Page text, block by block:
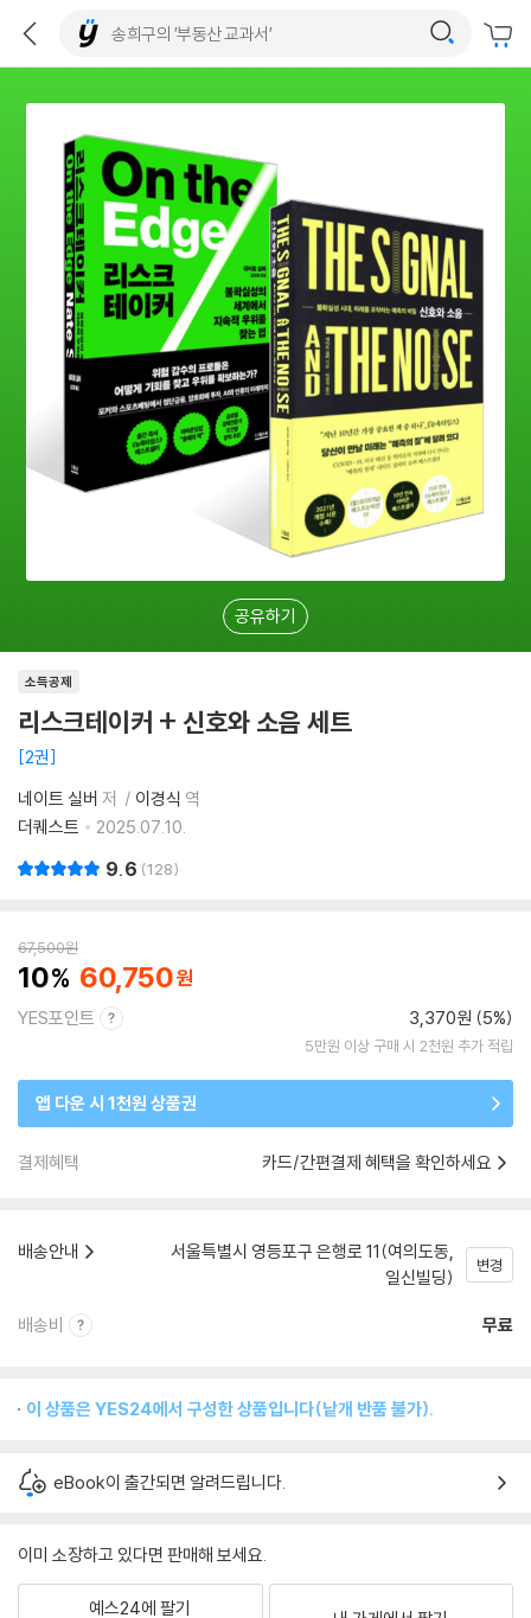
공유하기
소득공제
리스크테이커 + 신호와 소음 세트
2권
네이트 실버 저 이경식 역
더퀘스트
2025.07.10.
9.6 128
67,500원
10 60,750
YES포인트 3,370원 (5%)
5만원 이상 구매 시 2천원 추가 적립
앱 다운 시 1천원 상품권
결제혜택 카드/간편결제 혜택을 확인하세요
배송안내
서울특별시 영등포구 은행로 11(여의도동,
일신빌딩)
변경
배송비 무료
이 상품은 YES24에서 구성한 상품입니다(낱개 반품 불가).
eBook이 출간되면 알려드립니다.
이미 소장하고 있다면 판매해 보세요.
예스24에 팔기